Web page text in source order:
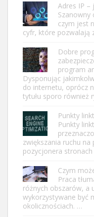
Adres IP –
Szanowny
czym jest
cyfr, które pozwalają
Dobre
program
Dysponując
do internetu, oprócz
tytułu sporo również
Punkty
Punkty
zwiększania ruchu
pozycjonera
Czym
Praca
różnych obszarów, a
wykorzystywane być
okolicznościach. …